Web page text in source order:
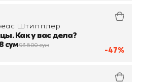
-47%
Штипплер
Как у вас дела?
сум93 600 сум